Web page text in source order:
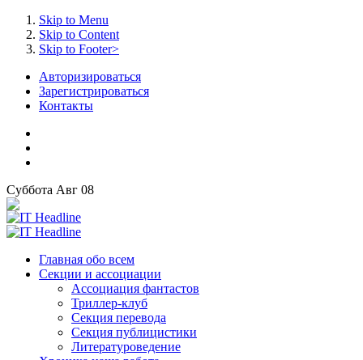
Skip to Menu
Skip to Content
Skip to Footer>
Авторизироваться
Зарегистрироваться
Контакты
Суббота Авг 08
Главная обо всем
Секции и ассоциации
Ассоциация фантастов
Триллер-клуб
Секция перевода
Секция публицистики
Литературоведение